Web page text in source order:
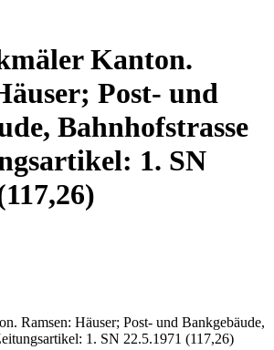
Kanton.
Post- und
Bahnhofstrasse
1. SN
Ramsen: Häuser; Post- und Bankgebäude,
1. SN 22.5.1971 (117,26)